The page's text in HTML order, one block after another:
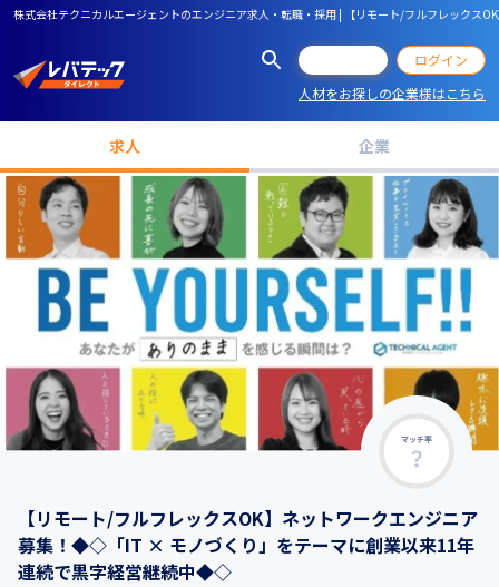
株式会社テクニカルエージェントのエンジニア求人・転職・採用 | 【リモート/フルフレック
ログイン
人材をお探しの企業様はこちら
求人 企業
マッチ率
【リモート/フルフレックスOK】ネットワークエンジニア
募集！◆◇「IT × モノづくり」をテーマに創業以来11年
連続で黒字経営継続中◆◇